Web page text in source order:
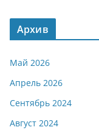
Архив
Май 2026
Апрель 2026
Сентябрь 2024
Август 2024